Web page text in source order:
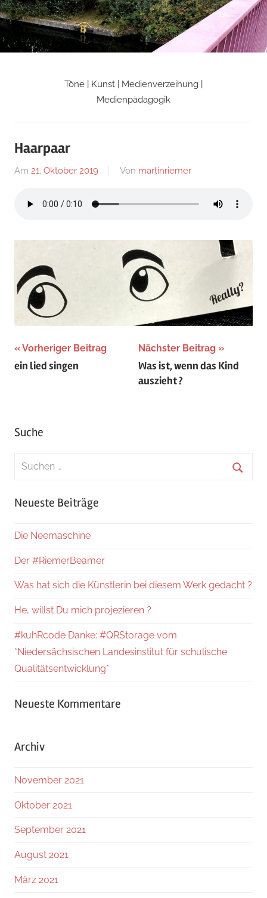
Zum
Inhalt
springen
Martin
Blog
Töne | Kunst | Medienverzeihung |
Medienpädagogik
Haarpaar
Am 21. Oktober 2019 Von martinriemer
Beitragsnavigation
Vorheriger Beitrag
ein lied singen
Nächster Beitrag
Was ist, wenn das Kind
auszieht ?
Suche
Suchen
Neueste Beiträge
Die Neemaschine
Der #RiemerBeamer
Was hat sich die Künstlerin bei diesem Werk gedacht ?
He, willst Du mich projezieren ?
#kuhRcode Danke: #QRStorage vom
*Niedersächsischen Landesinstitut für schulische
Qualitätsentwicklung*
Neueste Kommentare
Archiv
November 2021
Oktober 2021
September 2021
August 2021
März 2021